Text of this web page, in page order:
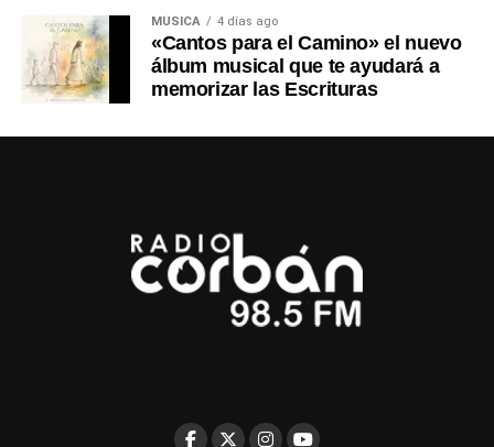
MÚSICA 4 días ago
«Cantos para el Camino» el nuevo
álbum musical que te ayudará a
memorizar las Escrituras